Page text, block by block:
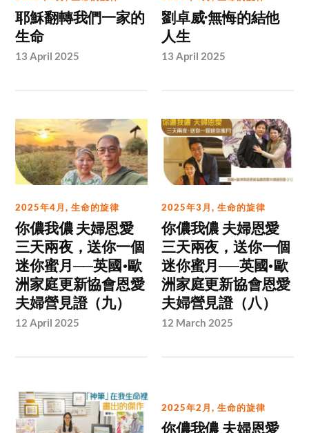
耶穌翻轉我們一家的
生命
13 April 2025
劉卓威·無悔的結他
人生
13 April 2025
2025年4月,生命的旋律
你儂我儂 夫婦恩愛
三天兩夜，送你一個
迷你蜜月──英國•歐
洲家庭更新協會恩愛
夫婦營見證（九）
12 April 2025
2025年3月,生命的旋律
你儂我儂 夫婦恩愛
三天兩夜，送你一個
迷你蜜月──英國•歐
洲家庭更新協會恩愛
夫婦營見證（八）
12 March 2025
2025年2月,生命的旋律
你儂我儂 夫婦恩愛